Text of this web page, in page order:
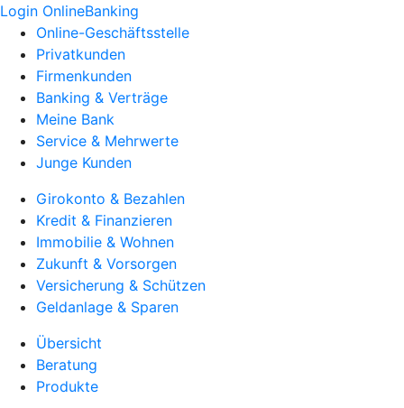
Login OnlineBanking
Online-Geschäftsstelle
Privatkunden
Firmenkunden
Banking & Verträge
Meine Bank
Service & Mehrwerte
Junge Kunden
Girokonto & Bezahlen
Kredit & Finanzieren
Immobilie & Wohnen
Zukunft & Vorsorgen
Versicherung & Schützen
Geldanlage & Sparen
Übersicht
Beratung
Produkte